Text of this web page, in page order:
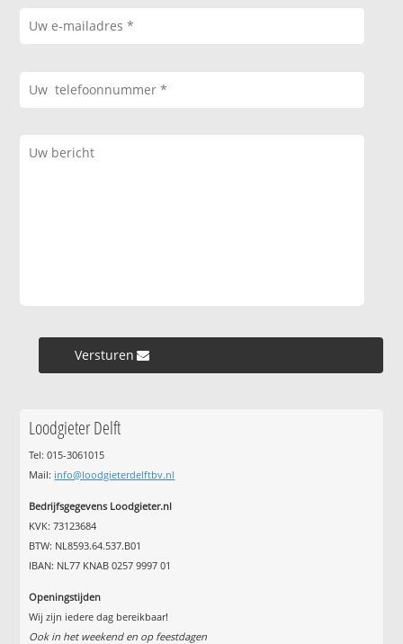
Versturen »
Loodgieter Delft
Tel: 015-3061015
Mail: info@loodgieterdelftbv.nl
Bedrijfsgegevens Loodgieter.nl
KVK: 73123684
BTW: NL8593.64.537.B01
IBAN: NL77 KNAB 0257 9997 01
Openingstijden
Wij zijn iedere dag bereikbaar!
Ook in het weekend en op feestdagen